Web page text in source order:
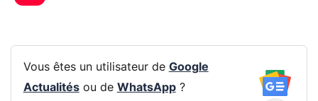
Vous êtes un utilisateur de Google
Actualitésou de WhatsApp?